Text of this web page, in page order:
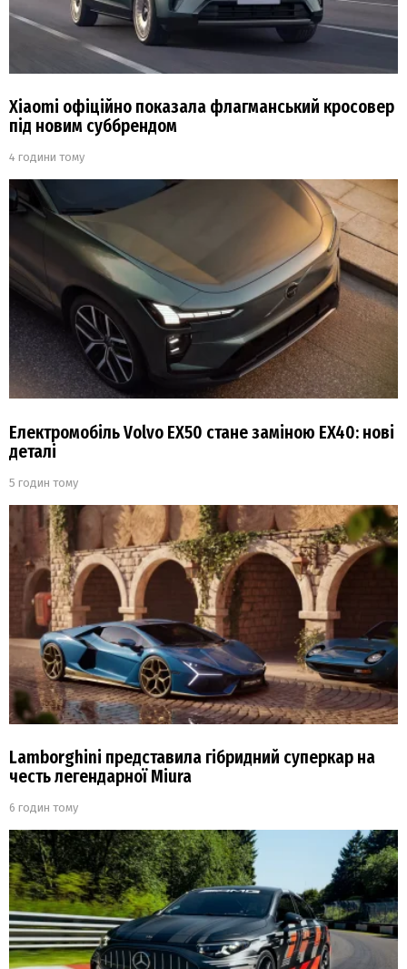
Xiaomi офіційно показала флагманський кросовер
під новим суббрендом
4 години тому
Електромобіль Volvo EX50 стане заміною EX40: нові
деталі
5 годин тому
Lamborghini представила гібридний суперкар на
честь легендарної Miura
6 годин тому